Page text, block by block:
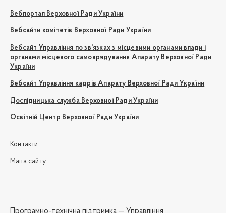
Вебпортал Верховної Ради України
Вебсайти комітетів Верховної Ради України
Вебсайт Управління по зв'язках з місцевими органами влади і
органами місцевого самоврядування Апарату Верховної Ради
України
Вебсайт Управління кадрів Апарату Верховної Ради України
Дослідницька служба Верховної Ради України
Освітній Центр Верховної Ради України
Контакти
Мапа сайту